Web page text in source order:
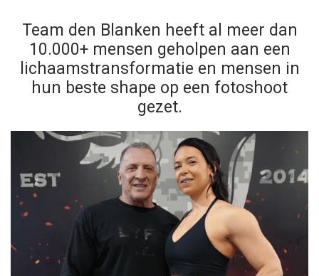
Team den Blanken heeft al meer dan
10.000+ mensen geholpen aan een
lichaamstransformatie en mensen in
hun beste shape op een fotoshoot
gezet.